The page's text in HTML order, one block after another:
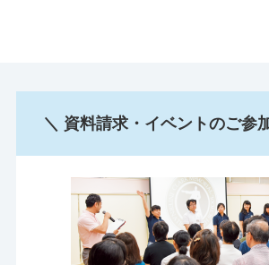
＼ 資料請求・イベントのご参